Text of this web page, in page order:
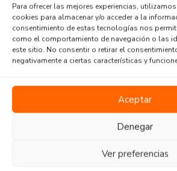
Para ofrecer las mejores experiencias,
cookies para almacenar y/o acceder a la
consentimiento de estas tecnologías nos
como el comportamiento de navegación o las
este sitio. No consentir o retirar el
negativamente a ciertas características y
Aceptar
Denegar
Ver preferencias
Agent Reviews
...